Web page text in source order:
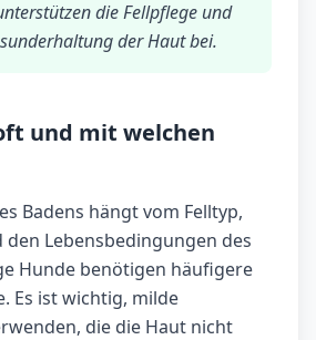
die Fellpflege und
der Haut bei.
und mit welchen
Badens hängt vom Felltyp,
Lebensbedingungen des
Hunde benötigen häufigere
Es ist wichtig, milde
die die Haut nicht